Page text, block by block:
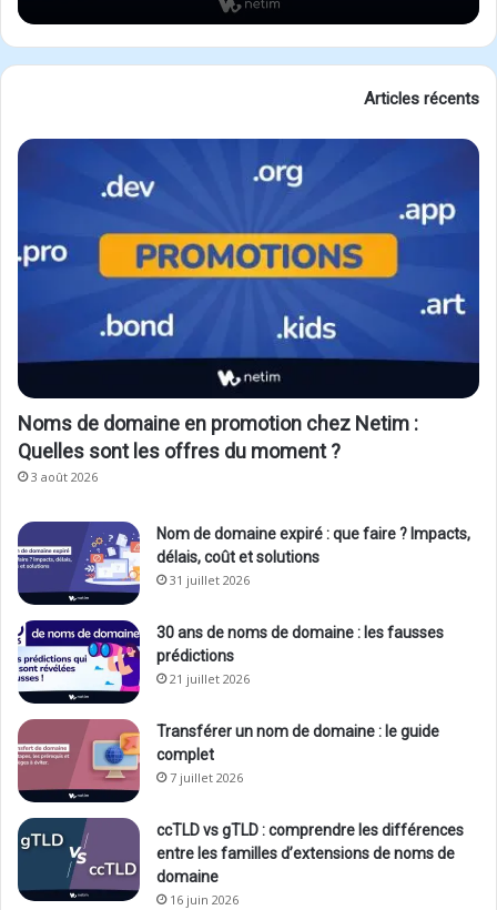
de domaine
Articles récents
Noms de domaine en promotion chez Netim :
Quelles sont les offres du moment ?
3 août 2026
Nom de domaine expiré : que faire ? Impacts,
délais, coût et solutions
31 juillet 2026
30 ans de noms de domaine : les fausses
prédictions
21 juillet 2026
Transférer un nom de domaine : le guide
complet
7 juillet 2026
ccTLD vs gTLD : comprendre les différences
entre les familles d’extensions de noms de
domaine
16 juin 2026